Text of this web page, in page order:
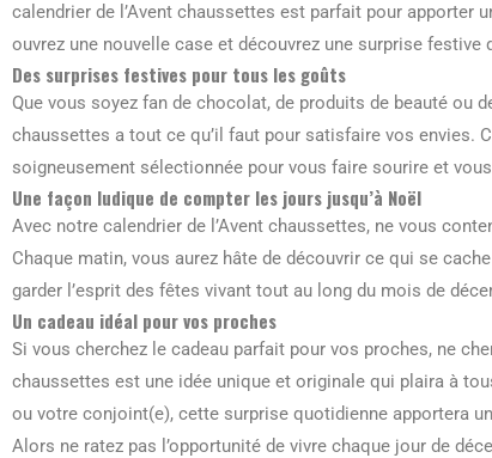
calendrier de l’Avent chaussettes est parfait pour apporter
ouvrez une nouvelle case et découvrez une surprise
Des surprises festives pour tous les goûts
Que vous soyez fan de chocolat, de produits de beauté ou
chaussettes a tout ce qu’il faut pour satisfaire vos envies.
soigneusement sélectionnée pour vous faire sourire et
Une façon ludique de compter les jours jusqu’à Noël
Avec notre calendrier de l’Avent chaussettes, ne vous
Chaque matin, vous aurez hâte de découvrir ce qui se
garder l’esprit des fêtes vivant tout au long du mois de
Un cadeau idéal pour vos proches
Si vous cherchez le cadeau parfait pour vos proches, ne
chaussettes est une idée unique et originale qui plaira à
ou votre conjoint(e), cette surprise quotidienne apportera
Alors ne ratez pas l’opportunité de vivre chaque jour de